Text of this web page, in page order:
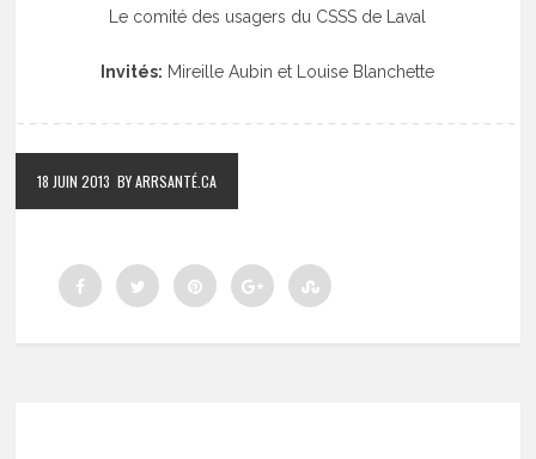
Le comité des usagers du CSSS de Laval
Invités: Mireille Aubin et Louise Blanchette
18 JUIN 2013 BY ARRSANTÉ.CA